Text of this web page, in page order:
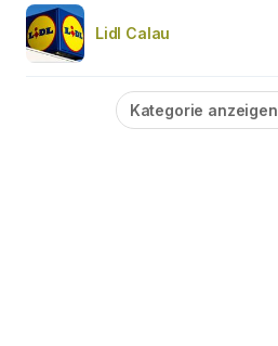
Lidl Calau
Kategorie anzeigen